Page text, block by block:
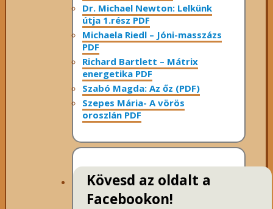
Dr. Michael Newton: Lelkünk
útja 1.rész PDF
Michaela Riedl – Jóni-masszázs
PDF
Richard Bartlett – Mátrix
energetika PDF
Szabó Magda: Az őz (PDF)
Szepes Mária- A vörös
oroszlán PDF
Kövesd az oldalt a
Facebookon!